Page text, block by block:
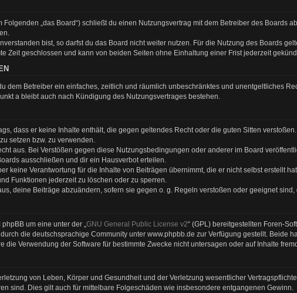
Folgenden „das Board“) schließt du einen Nutzungsvertrag mit dem Betreiber des Boards
bist, so darfst du das Board nicht weiter nutzen. Für die Nutzung des Boards
Zeit geschlossen und kann von beiden Seiten ohne Einhaltung einer Frist jederzeit
dem Betreiber ein einfaches, zeitlich und räumlich unbeschränktes und unentgeltliches
a bleibt auch nach Kündigung des Nutzungsvertrages bestehen.
dass er keine Inhalte enthält, die gegen geltendes Recht oder die guten Sitten
setzen bzw. zu verwenden.
aus. Bei Verstößen gegen diese Nutzungsbedingungen oder anderer im Board
ausschließen und dir ein Hausverbot erteilen.
keine Verantwortung für die Inhalte von Beiträgen übernimmt, die er nicht selbst erstellt
Funktionen jederzeit zu löschen oder zu sperren.
deine Beiträge abzuändern, sofern sie gegen o. g. Regeln verstoßen oder geeignet
um eine unter der „ GNU General Public License v2“ (GPL) bereitgestellten Foren-
die deutschsprachige Community unter www.phpbb.de zur Verfügung gestellt. Beide
die Verwendung der Software für bestimmte Zwecke nicht untersagen oder auf Inhalte
von Leben, Körper und Gesundheit und der Verletzung wesentlicher
sind. Dies gilt auch für mittelbare Folgeschäden wie insbesondere entgangenen Gewinn.